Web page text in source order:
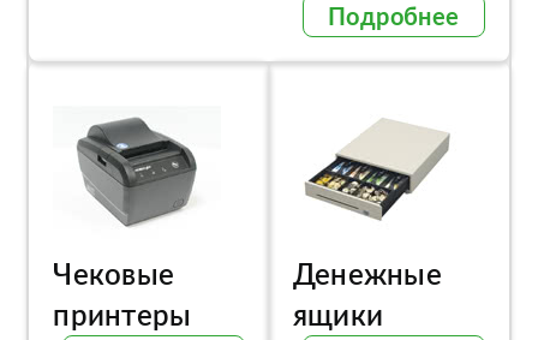
Подробнее
Чековые
принтеры
Денежные
ящики